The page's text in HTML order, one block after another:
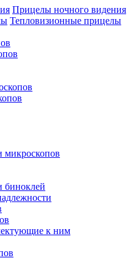
Прицелы ночного видения
Тепловизионные прицелы
микроскопов
биноклей
к ним